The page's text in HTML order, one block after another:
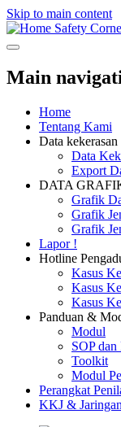
Skip to main content
Safety
Main
Home
Tentang Kami
Data kekerasan
Data
Export
DATA
Grafik
Grafik
Grafik
Lapor !
Hotline
Kasus
Kasus
Kasus
Panduan &
Modul
SOP dan
Toolkit
Modul
Perangkat
KKJ & Jaringan